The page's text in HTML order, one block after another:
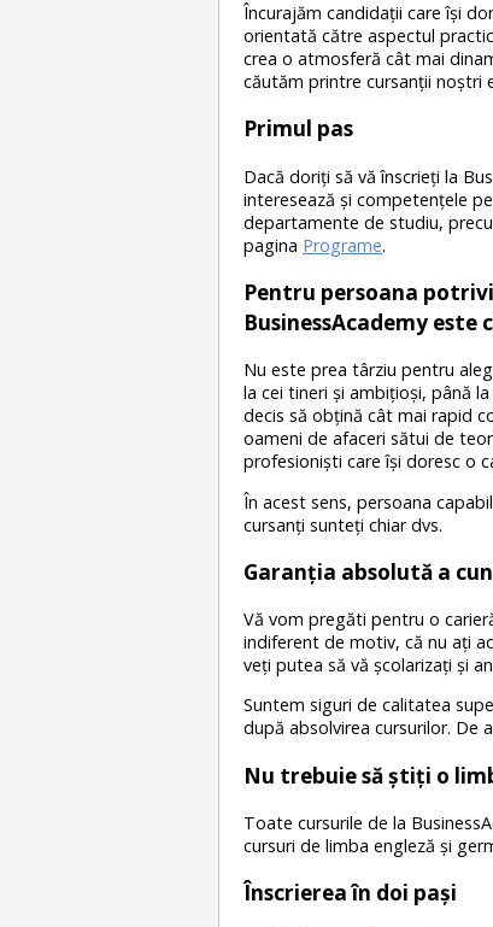
Încurajăm candidaţii care îşi
orientată către aspectul
crea o atmosferă cât mai
căutăm printre cursanţii noştri
Primul pas
Dacă doriţi să vă înscrieţi la
interesează şi competenţele
departamente de studiu,
pagina Programe.
Pentru persoana
BusinessAcademy este
Nu este prea târziu pentru
la cei tineri şi ambiţioşi, până
decis să obţină cât mai rapid
oameni de afaceri sătui de
profesionişti care îşi doresc o
În acest sens, persoana
cursanţi sunteţi chiar dvs.
Garanţia absolută a
Vă vom pregăti pentru o
indiferent de motiv, că nu aţi
veţi putea să vă şcolarizaţi şi
Suntem siguri de calitatea
după absolvirea cursurilor. De
Nu trebuie să știți o
Toate cursurile de la
cursuri de limba engleză și
Înscrierea în doi paşi